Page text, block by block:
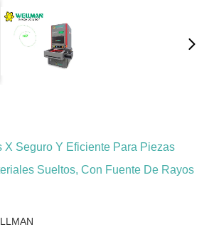
X Seguro Y Eficiente Para Piezas
Sueltos, Con Fuente De Rayos